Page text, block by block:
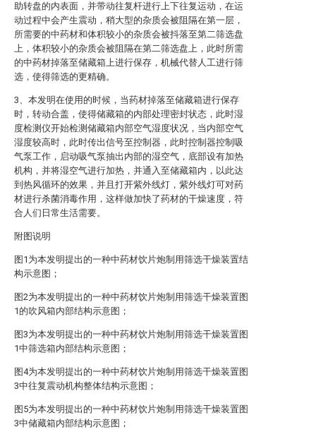
助转盘的内表面，并带动往复杆进行上下往复运动，在运
动过程中会产生震动，稍大型的杂质会被阻隔在第一层，
所需要的中药材和体积较小的杂质会被抖落至第二筛选盘
上，体积较小的杂质会被阻隔在第二筛选盘上，此时所需
的中药材掉落至储藏箱上进行保存，机械代替人工进行筛
选，使得筛选的更精确。
3、本发明在使用的时候，当药材掉落至储藏箱进行保存
时，转动合盖，使得储藏箱的内部处理密封状态，此时湿
度检测仪开始检测储藏箱内部空气湿度状况，当内部空气
湿度较高时，此时传出信号至控制器，此时控制器控制吸
气泵工作，启动吸气泵抽出内部的湿空气，底部设有加热
机构，并将湿空气进行加热，并通入至储藏箱内，以此达
到热风循环的效果，并且打开紫外线灯，紫外线灯可对药
材进行杀菌消毒作用，这样做加快了药材的干燥速度，符
合人们日常生活需要。
附图说明
图1为本发明提出的一种中药材饮片炮制用筛选干燥装置结
构示意图；
图2为本发明提出的一种中药材饮片炮制用筛选干燥装置图
1的吹风箱内部结构示意图；
图3为本发明提出的一种中药材饮片炮制用筛选干燥装置图
1中筛选箱内部结构示意图；
图4为本发明提出的一种中药材饮片炮制用筛选干燥装置图
3中往复震动机构整体结构示意图；
图5为本发明提出的一种中药材饮片炮制用筛选干燥装置图
3中储藏箱内部结构示意图；